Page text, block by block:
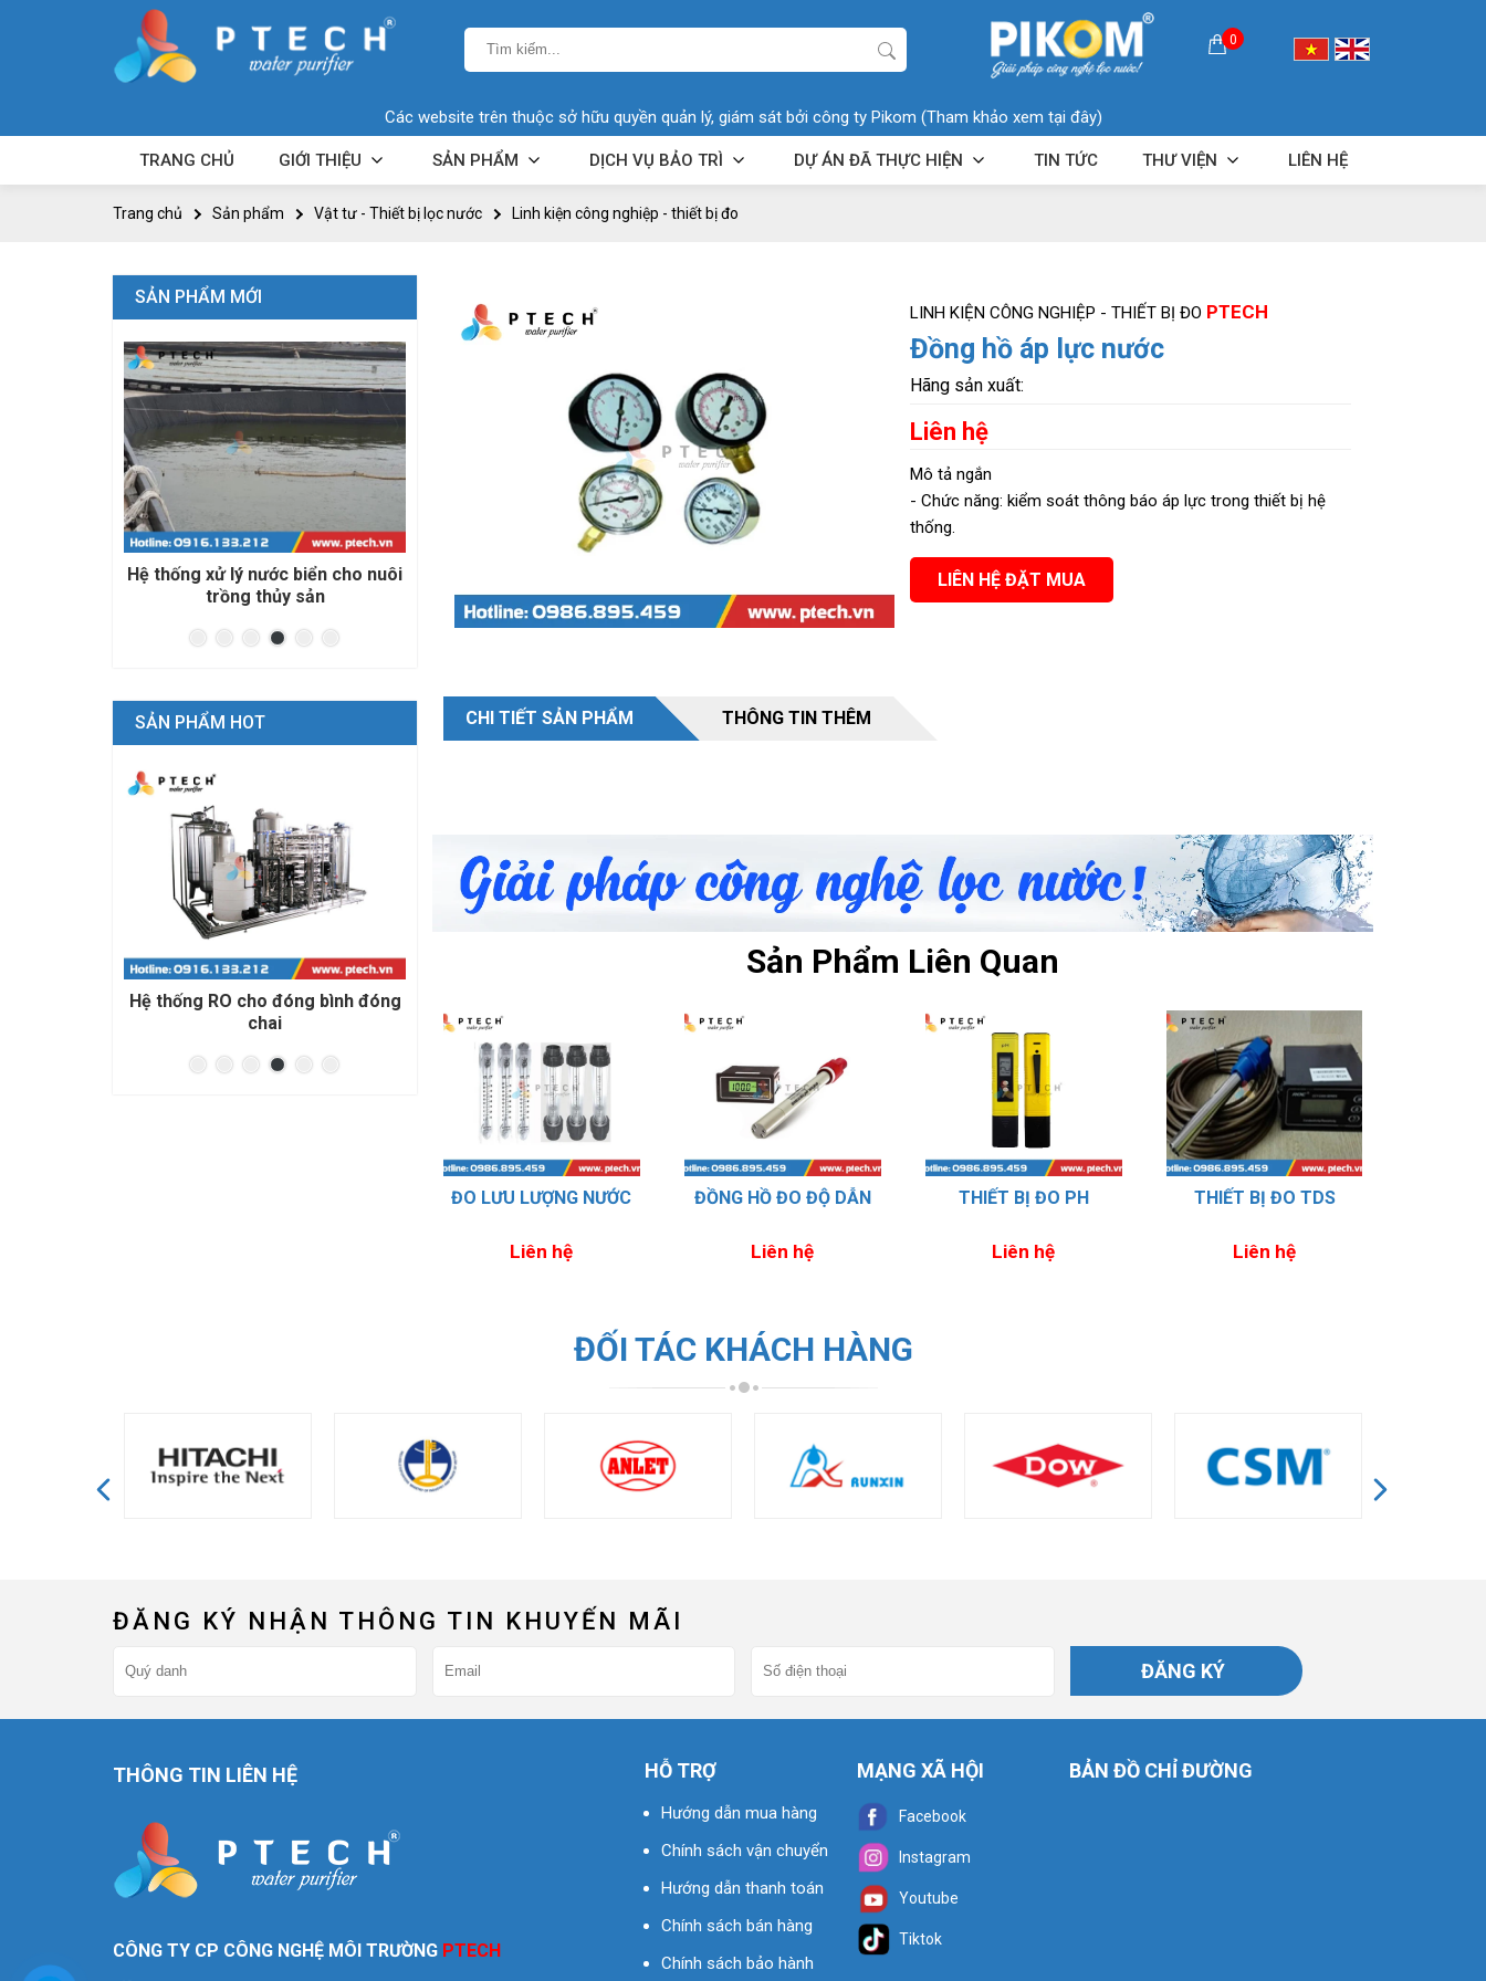
0
Các website trên thuộc sở hữu quyền quản lý, giám sát bởi công ty Pikom (Tham khảo xem tại đây)
TRANG CHỦ GIỚI THIỆU SẢN PHẨM DỊCH VỤ BẢO TRÌ DỰ ÁN ĐÃ THỰC HIỆN TIN TỨC THƯ VIỆN LIÊN HỆ
Trang chủ Sản phẩm Vật tư - Thiết bị lọc nước Linh kiện công nghiệp - thiết bị đo
LINH KIỆN CÔNG NGHIỆP - THIẾT BỊ ĐO PTECH
Đồng hồ áp lực nước
Hãng sản xuất:
Liên hệ
Mô tả ngắn
- Chức năng: kiểm soát thông báo áp lực trong thiết bị hệ
thống.
LIÊN HỆ ĐẶT MUA
CHI TIẾT SẢN PHẨM THÔNG TIN THÊM
Sản Phẩm Liên Quan
ĐO LƯU LƯỢNG NƯỚC
Liên hệ
ĐỒNG HỒ ĐO ĐỘ DẪN
Liên hệ
THIẾT BỊ ĐO PH
Liên hệ
THIẾT BỊ ĐO TDS
Liên hệ
SẢN PHẨM MỚI
Hệ thống xử lý nước biển cho nuôi
trồng thủy sản
Nước nhiễm mặn hay nước lợ
SẢN PHẨM HOT
Hệ thống RO cho đóng bình đóng
chai
ĐỐI TÁC KHÁCH HÀNG
ĐĂNG KÝ NHẬN THÔNG TIN KHUYẾN MÃI
ĐĂNG KÝ
THÔNG TIN LIÊN HỆ
CÔNG TY CP CÔNG NGHỆ MÔI TRƯỜNG PTECH
HỖ TRỢ
Hướng dẫn mua hàng
Chính sách vận chuyển
Hướng dẫn thanh toán
Chính sách bán hàng
Chính sách bảo hành
MẠNG XÃ HỘI
Facebook
Instagram
Youtube
Tiktok
BẢN ĐỒ CHỈ ĐƯỜNG